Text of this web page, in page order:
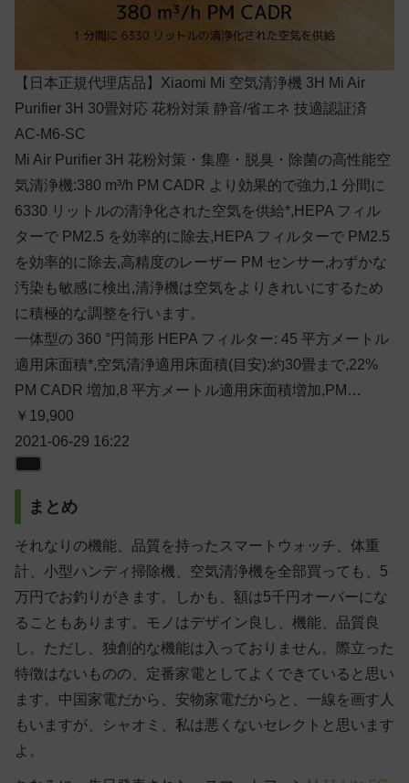
【日本正規代理店品】Xiaomi Mi 空気清浄機 3H Mi Air
Purifier 3H 30畳対応 花粉対策 静音/省エネ 技適認証済
AC-M6-SC
Mi Air Purifier 3H 花粉対策・集塵・脱臭・除菌の高性能空
気清浄機:380 m³/h PM CADR より効果的で強力,1 分間に
6330 リットルの清浄化された空気を供給*,HEPA フィル
ターで PM2.5 を効率的に除去,HEPA フィルターで PM2.5
を効率的に除去,高精度のレーザー PM センサー,わずかな
汚染も敏感に検出,清浄機は空気をよりきれいにするため
に積極的な調整を行います。
一体型の 360 °円筒形 HEPA フィルター: 45 平方メートル
適用床面積*,空気清浄適用床面積(目安):約30畳まで,22%
PM CADR 増加,8 平方メートル適用床面積増加,PM…
￥19,900
2021-06-29 16:22
まとめ
それなりの機能、品質を持ったスマートウォッチ、体重
計、小型ハンディ掃除機、空気清浄機を全部買っても、5
万円でお釣りがきます。しかも、額は5千円オーバーにな
ることもあります。モノはデザイン良し、機能、品質良
し。ただし、独創的な機能は入っておりません。際立った
特徴はないものの、定番家電としてよくできていると思い
ます。中国家電だから、安物家電だからと、一線を画す人
もいますが、シャオミ、私は悪くないセレクトと思います
よ。